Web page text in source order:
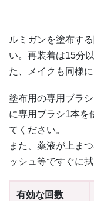
ルミガンを塗布す
い。再装着は15分
た、メイクも同様
塗布用の専用ブラ
に専用ブラシ1本を
てください。
また、薬液が上ま
ッシュ等ですぐに
有効な回数